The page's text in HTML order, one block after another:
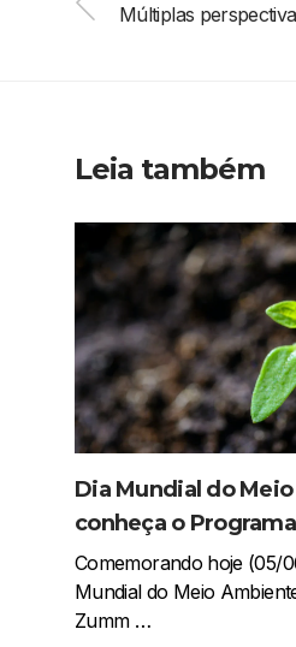
Múltiplas
Leia também
Dia Mundial do
conheça o
Comemorando hoje (05/
Mundial do Meio
Zumm …